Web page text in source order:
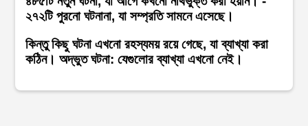
২৭২টি পুরনো ঘটনানা, যা সম্প্রতি সামনে এসেছে।
কিন্তু কিছু ঘটনা এখনো রহস্যময় রয়ে গেছে, যা ব্যাখ্যা করা
কঠিন। অদ্ভুত ঘটনা: যেগুলোর ব্যাখ্যা এখনো নেই।